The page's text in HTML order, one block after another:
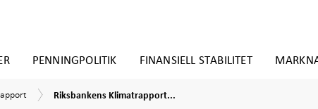
PENNINGPOLITIK FINANSIELL STABILITET
Riksbankens
Riksbankens Klimatrapport...